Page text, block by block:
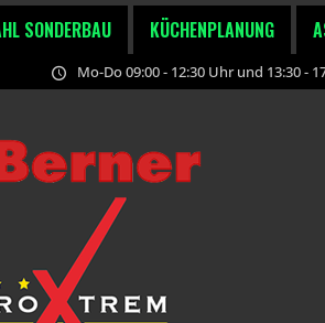
SONDERBAU KÜCHENPLANUNG
Mo-Do 09:00 - 12:30 Uhr und 13:30 -